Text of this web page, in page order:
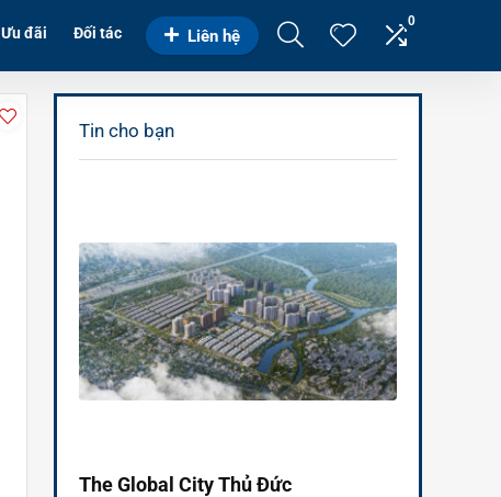
Ưu đãi Đối tác Liên hệ
0
Tin cho bạn
The Global City Thủ Đức